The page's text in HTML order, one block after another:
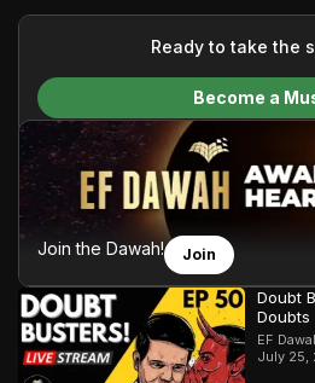
your generous donations, we are
content and make Islam accessible
We do all of this with the
praise belongs to Allah, the Creator
Ready to take the
Become a
Join the Dawah! Join
Doubt
Doubts
EF
July 25,